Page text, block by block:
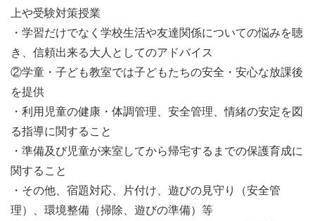
上や受験対策授業
・学習だけでなく学校生活や友達関係についての悩みを聴
き、信頼出来る大人としてのアドバイス
②学童・子ども教室では子どもたちの安全・安心な放課後
を提供
・利用児童の健康・体調管理、安全管理、情緒の安定を図
る指導に関すること
・準備及び児童が来室してから帰宅するまでの保護育成に
関すること
・その他、宿題対応、片付け、遊びの見守り（安全管
理）、環境整備（掃除、遊びの準備）等